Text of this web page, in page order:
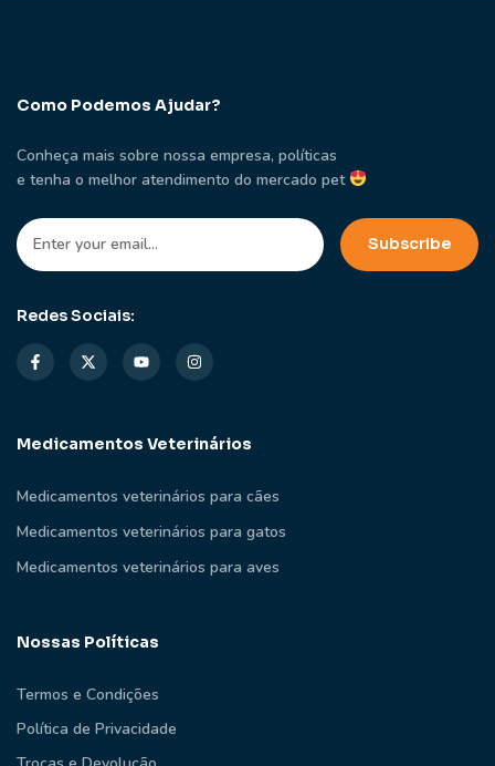
Como Podemos Ajudar?
Conheça mais sobre nossa empresa, políticas
e tenha o melhor atendimento do mercado pet
Redes Sociais:
Medicamentos Veterinários
Medicamentos veterinários para cães
Medicamentos veterinários para gatos
Medicamentos veterinários para aves
Nossas Políticas
Termos e Condições
Política de Privacidade